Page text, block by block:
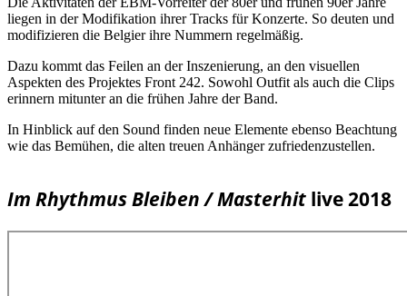
liegen in der Modifikation ihrer Tracks für Konzerte. So deuten und
modifizieren die Belgier ihre Nummern regelmäßig.
Dazu kommt das Feilen an der Inszenierung, an den visuellen
Aspekten des Projektes Front 242. Sowohl Outfit als auch die Clips
erinnern mitunter an die frühen Jahre der Band.
In Hinblick auf den Sound finden neue Elemente ebenso Beachtung
wie das Bemühen, die alten treuen Anhänger zufriedenzustellen.
Im Rhythmus Bleiben / Masterhit live 2018